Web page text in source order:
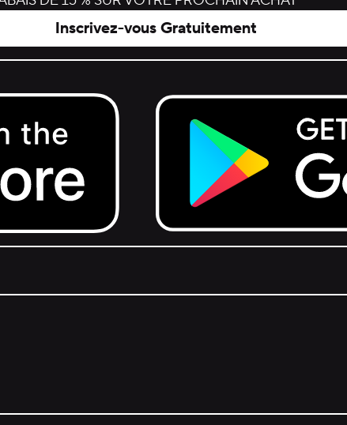
Inscrivez-vous Gratuitement
Get it on Google Play.